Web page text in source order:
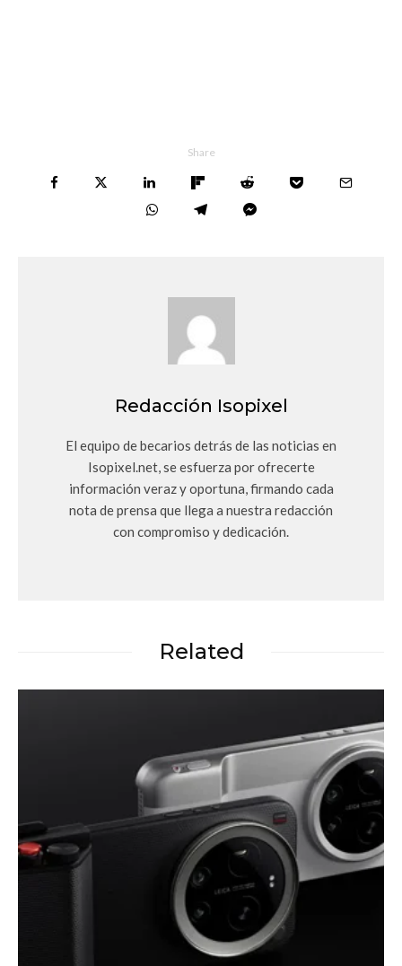
Share
Redacción Isopixel
El equipo de becarios detrás de las noticias en
Isopixel.net, se esfuerza por ofrecerte
información veraz y oportuna, firmando cada
nota de prensa que llega a nuestra redacción
con compromiso y dedicación.
Related